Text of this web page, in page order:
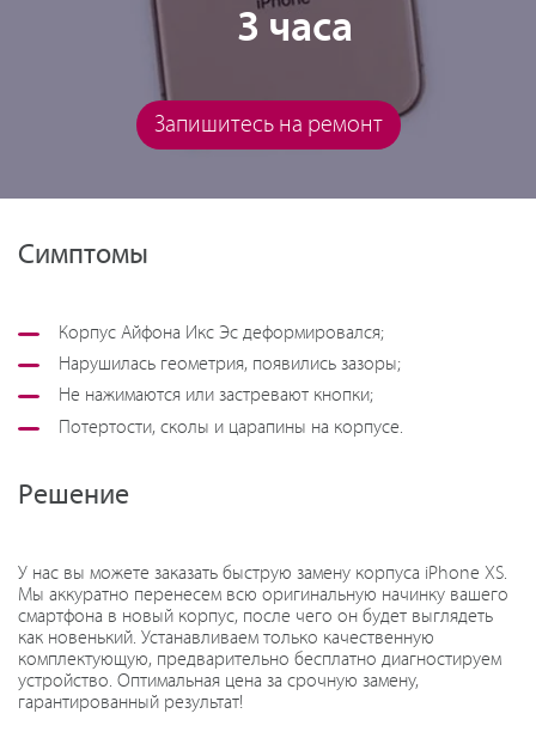
3 часа
Запишитесь на ремонт
Симптомы
Корпус Айфона Икс Эс деформировался;
Нарушилась геометрия, появились зазоры;
Не нажимаются или застревают кнопки;
Потертости, сколы и царапины на корпусе.
Решение
У нас вы можете заказать быструю замену корпуса iPhone XS.
Мы аккуратно перенесем всю оригинальную начинку вашего
смартфона в новый корпус, после чего он будет выглядеть
как новенький. Устанавливаем только качественную
комплектующую, предварительно бесплатно диагностируем
устройство. Оптимальная цена за срочную замену,
гарантированный результат!